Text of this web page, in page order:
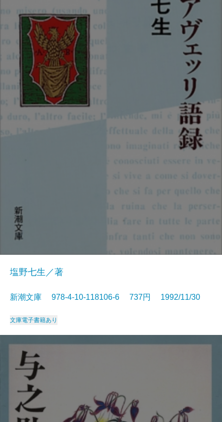
塩野七生／著
新潮文庫 978-4-10-118106-6 737円 1992/11/30
文庫電子書籍あり